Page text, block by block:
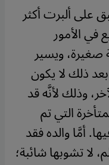
على ألبرت أكثر
في الأمور
صغيرة، ويسير
ذلك لا يكون
وذلك لأنَّه قد
التي تم
أمَّا والده فقد
لا تشوبها شائبة؛